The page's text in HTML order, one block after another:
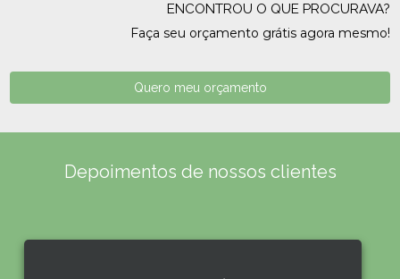
ENCONTROU O QUE PROCURAVA?
Faça seu orçamento grátis agora mesmo!
Quero meu orçamento
Depoimentos de nossos clientes